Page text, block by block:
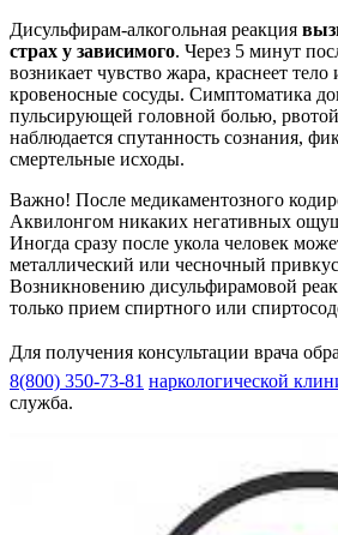
Дисульфирам-алкогольная реакция
страх у зависимого. Через 5 минут
возникает чувство жара, краснеет
кровеносные сосуды. Симптоматика
пульсирующей головной болью,
наблюдается спутанность сознания,
смертельные исходы.
Важно! После медикаментозного
Аквилонгом никаких негативных
Иногда сразу после укола человек
металлический или чесночный
Возникновению дисульфирамовой
только прием спиртного или
Для получения консультации врача
8(800) 350-73-81 наркологической
служба.